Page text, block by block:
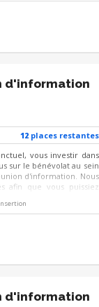
d'information
12placesrestantes
vous investir dans
sur le bénévolat au sein
d'information. Nous
afin que vous puissiez
d'information